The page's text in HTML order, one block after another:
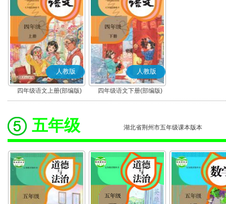
人教版
四年级语文上册(部编版)
人教版
四年级语文下册(部编版)
五年级 湖北省荆州市五年级课本版本